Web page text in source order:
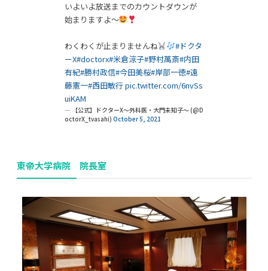
COPYRIGHT © AZSQUARE. ALL RIGHTS RESERVED
いよいよ放送までのカウントダウンが
始まりますよ〜
わくわくが止まりませんね
#ドクタ
ーX#doctorx#米倉涼子#野村萬斎#内田
有紀#勝村政信#今田美桜#岸部一徳#遠
藤憲一#西田敏行pic.twitter.com/6nvSs
uiKAM
— 【公式】ドクターX〜外科医・大門未知子〜 (@D
octorX_tvasahi) October 5, 2021
東帝大学病院 院長室